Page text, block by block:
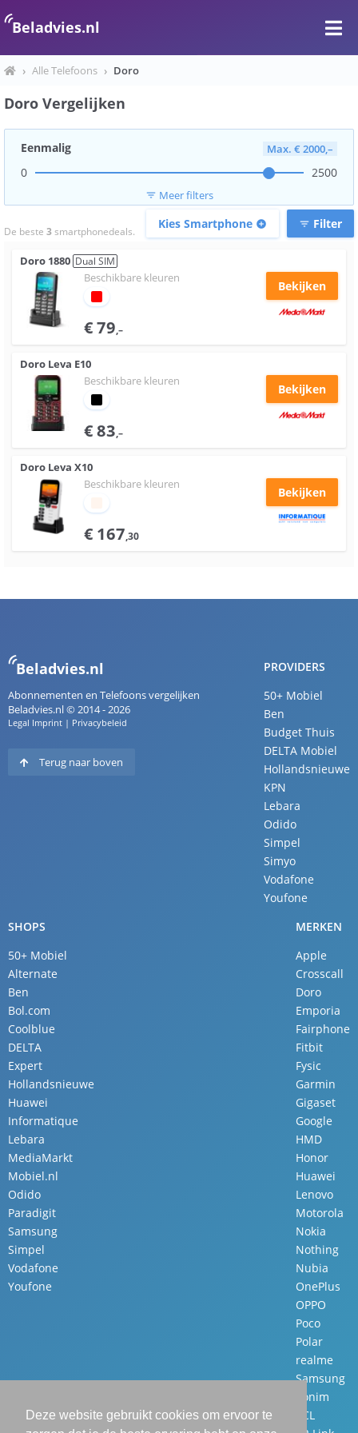
Deze website gebruikt cookies om ervoor te
Beladvies.nl
› Alle Telefoons › Doro
Doro Vergelijken
Eenmalig Max. € 2000,–
0 2500
filter_list Meer filters
De beste 3smartphonedeals.
Kies Smartphone add_circle filter_list Filter
Doro 1880 Dual SIM
Beschikbare kleuren
€79,–
Bekijken
Doro Leva E10
Beschikbare kleuren
€83,–
Bekijken
Doro Leva X10
Beschikbare kleuren
€ 167,30
Bekijken
Beladvies.nl
Abonnementen en Telefoons vergelijken
Beladvies.nl © 2014 - 2026
Legal Imprint | Privacybeleid
Terug naar boven
PROVIDERS
50+ Mobiel
Ben
Budget Thuis
DELTA Mobiel
Hollandsnieuwe
KPN
Lebara
Odido
Simpel
Simyo
Vodafone
Youfone
SHOPS
50+ Mobiel
Alternate
Ben
Bol.com
Coolblue
DELTA
Expert
Hollandsnieuwe
Huawei
Informatique
Lebara
MediaMarkt
Mobiel.nl
Odido
Paradigit
Samsung
Simpel
Vodafone
Youfone
MERKEN
Apple
Crosscall
Doro
Emporia
Fairphone
Fitbit
Fysic
Garmin
Gigaset
Google
HMD
Honor
Huawei
Lenovo
Motorola
Nokia
Nothing
Nubia
OnePlus
OPPO
Poco
Polar
realme
Samsung
Sonim
TCL